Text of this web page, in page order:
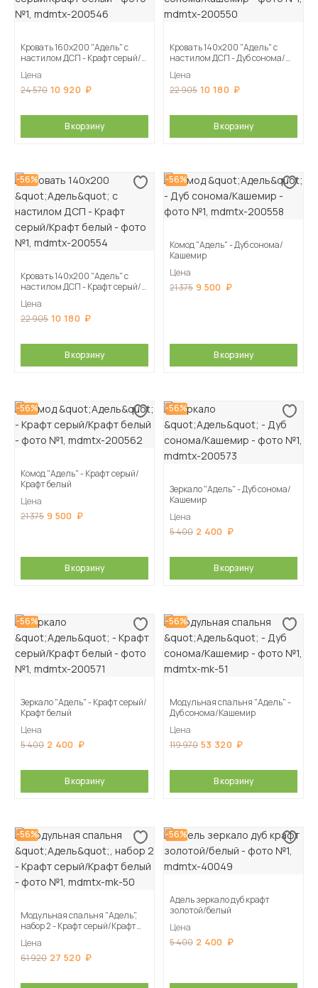
Кровать 160х200 "Адель" с
настилом ДСП - Крафт серый/
Цена
24 570 10 920
В корзину
Кровать 140х200 "Адель" с
настилом ДСП - Дуб сонома/
Цена
22 905 10 180
В корзину
-56%
Кровать 140х200 "Адель" с
настилом ДСП - Крафт серый/
Цена
22 905 10 180
В корзину
-56%
Комод "Адель" - Дуб сонома/
Кашемир
Цена
21 375 9 500
В корзину
-56%
Комод "Адель" - Крафт серый/
Крафт белый
Цена
21 375 9 500
В корзину
-56%
Зеркало "Адель" - Дуб сонома/
Кашемир
Цена
5 400 2 400
В корзину
-56%
Зеркало "Адель" - Крафт серый/
Крафт белый
Цена
5 400 2 400
В корзину
-56%
Модульная спальня "Адель" -
Дуб сонома/Кашемир
Цена
119 970 53 320
В корзину
-56%
Модульная спальня "Адель",
набор 2 - Крафт серый/Крафт
Цена
61 920 27 520
-56%
Адель зеркало дуб крафт
золотой/белый
Цена
5 400 2 400